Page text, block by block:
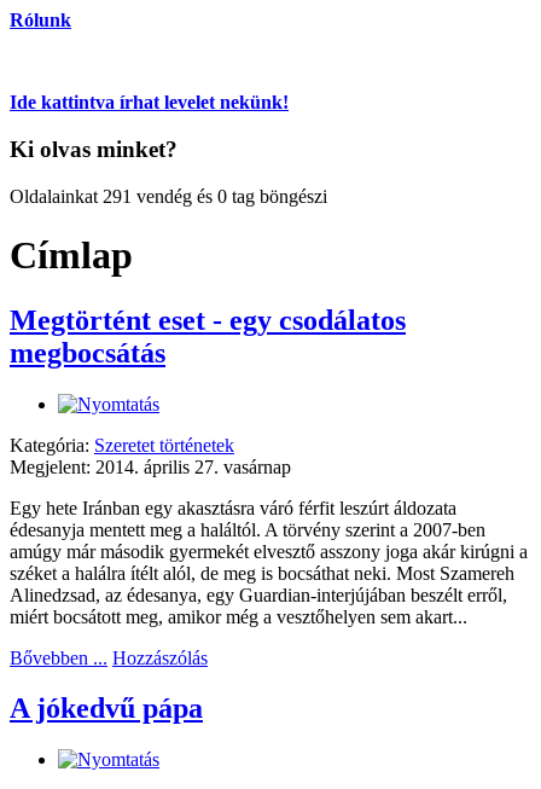
Rólunk
Ide kattintva írhat levelet nekünk!
Ki olvas minket?
Oldalainkat 291 vendég és 0 tag böngészi
Címlap
Megtörtént eset - egy csodálatos
megbocsátás
Kategória: Szeretet történetek
Megjelent: 2014. április 27. vasárnap
Egy hete Iránban egy akasztásra váró férfit leszúrt áldozata
édesanyja mentett meg a haláltól. A törvény szerint a 2007-ben
amúgy már második gyermekét elvesztő asszony joga akár kirúgni a
széket a halálra ítélt alól, de meg is bocsáthat neki. Most Szamereh
Alinedzsad, az édesanya, egy Guardian-interjújában beszélt erről,
miért bocsátott meg, amikor még a vesztőhelyen sem akart...
Bővebben ... Hozzászólás
A jókedvű pápa